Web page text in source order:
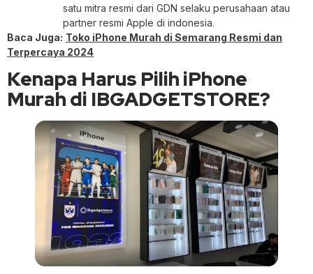
satu mitra resmi dari GDN selaku perusahaan atau
partner resmi Apple di indonesia.
Baca Juga: Toko iPhone Murah di Semarang Resmi dan
Terpercaya 2024
Kenapa Harus Pilih iPhone
Murah di IBGADGETSTORE?